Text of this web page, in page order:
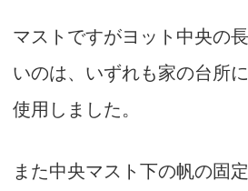
マストですがヨット中央の
いのは、いずれも家の台所
使用しました。
また中央マスト下の帆の固